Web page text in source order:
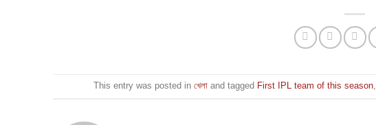
This entry was posted in খেলাand tagged First IPL team of this season,